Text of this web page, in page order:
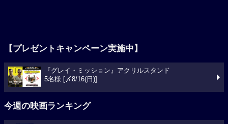
【プレゼントキャンペーン実施中】
『グレイ・ミッション』アクリルスタンド
5名様 [〆8/16(日)]
今週の映画ランキング